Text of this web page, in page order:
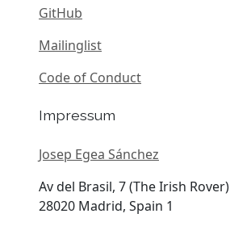
GitHub
Mailinglist
Code of Conduct
Impressum
Josep Egea Sánchez
Av del Brasil, 7 (The Irish Rover)
28020 Madrid, Spain 1